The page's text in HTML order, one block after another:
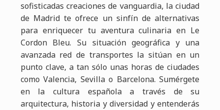
sofisticadas creaciones de vanguardia, la ciudad
de Madrid te ofrece un sinfín de alternativas
para enriquecer tu aventura culinaria en Le
Cordon Bleu. Su situación geográfica y una
avanzada red de transportes la sitúan en un
punto clave, a tan sólo unas horas de ciudades
como Valencia, Sevilla o Barcelona. Sumérgete
en la cultura española a través de su
arquitectura, historia y diversidad y entenderás